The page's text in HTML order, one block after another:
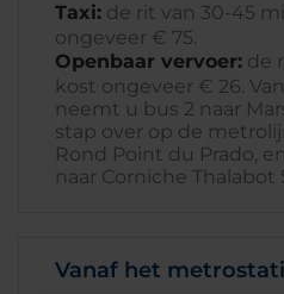
Taxi: de rit van 30-45
ongeveer € 75.
Openbaar vervoer: de
kost ongeveer € 26.
neemt u bus 2 naar
stap over op de
Rond Point du Prado,
naar Corniche Thalabot
Vanaf het